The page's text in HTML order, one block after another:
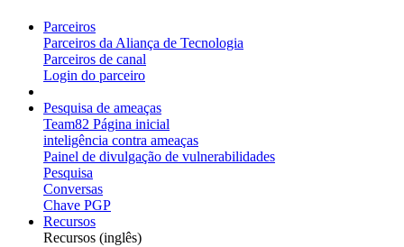
Parceiros
Parceiros da Aliança de Tecnologia
Parceiros de canal
Login do parceiro
Pesquisa de ameaças
Team82 Página inicial
inteligência contra ameaças
Painel de divulgação de vulnerabilidades
Pesquisa
Conversas
Chave PGP
Recursos
Recursos (inglês)